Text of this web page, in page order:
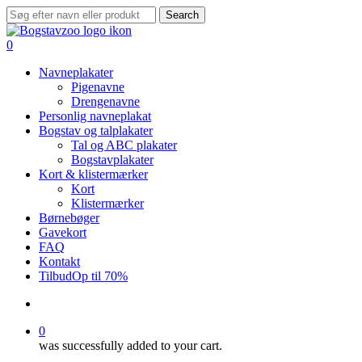
Skip
to
main
Search
Close
Search
search
0
Navneplakater
Pigenavne
Drengenavne
Personlig navneplakat
Bogstav og talplakater
Tal og ABC plakater
Bogstavplakater
Kort & klistermærker
Kort
Klistermærker
Børnebøger
Gavekort
FAQ
Kontakt
TilbudOp til 70%
0
was successfully added to your cart.